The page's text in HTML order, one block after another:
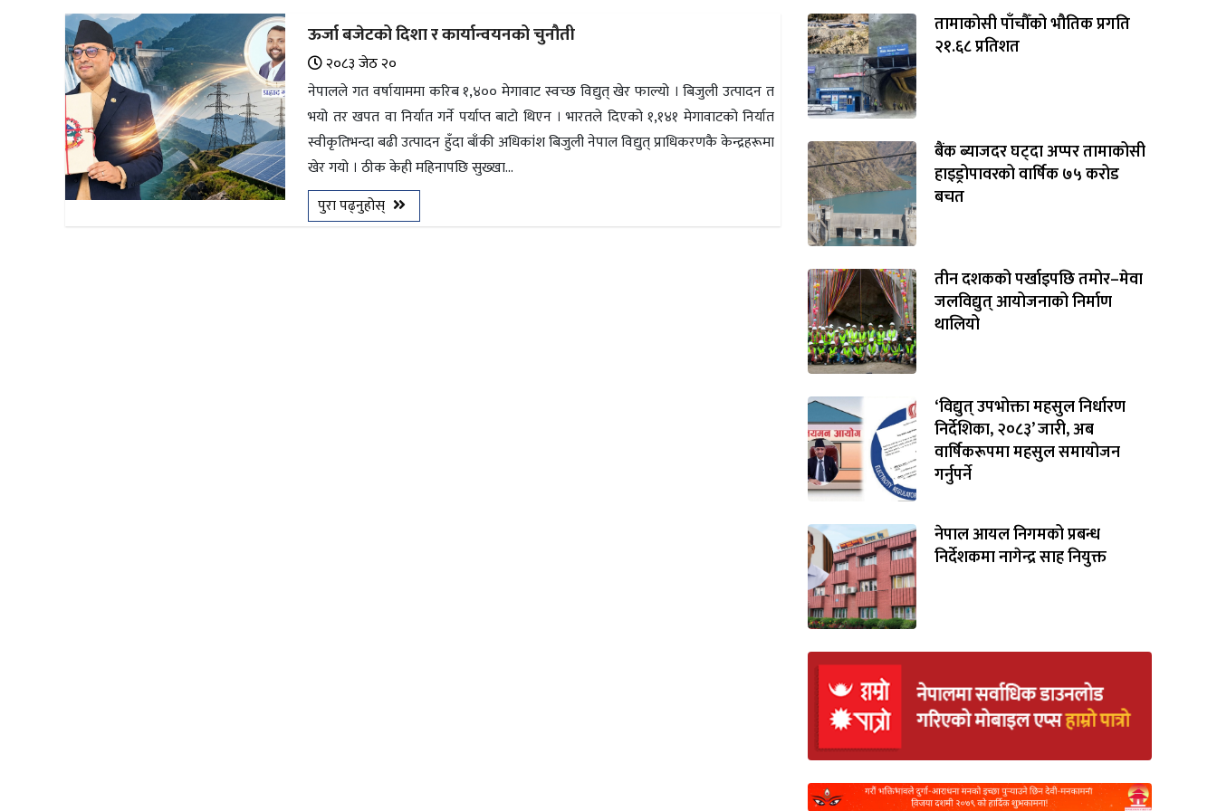
जलवायु
उहिलेकाे
ऊर्जा बजेटको दिशा र कार्यान्वयनको चुनौती
२०८३ जेठ २०
नेपालले गत वर्षायाममा करिब १,४०० मेगावाट स्वच्छ विद्युत् खेर फाल्यो । बिजुली उत्पादन त
भयो तर खपत वा निर्यात गर्ने पर्याप्त बाटो थिएन । भारतले दिएको १,१४१ मेगावाटको निर्यात
स्वीकृतिभन्दा बढी उत्पादन हुँदा बाँकी अधिकांश बिजुली नेपाल विद्युत् प्राधिकरणकै केन्द्रहरूमा
खेर गयो । ठीक केही महिनापछि सुख्खा...
पुरा पढ्नुहोस्
तामाकोसी पाँचौँको भौतिक प्रगति
२१.६८ प्रतिशत
बैंक ब्याजदर घट्दा अप्पर तामाकोसी
हाइड्रोपावरको वार्षिक ७५ करोड
बचत
तीन दशकको पर्खाइपछि तमोर–मेवा
जलविद्युत् आयोजनाको निर्माण
थालियो
‘विद्युत् उपभोक्ता महसुल निर्धारण
निर्देशिका, २०८३’ जारी, अब
वार्षिकरूपमा महसुल समायोजन
गर्नुपर्ने
नेपाल आयल निगमको प्रबन्ध
निर्देशकमा नागेन्द्र साह नियुक्त